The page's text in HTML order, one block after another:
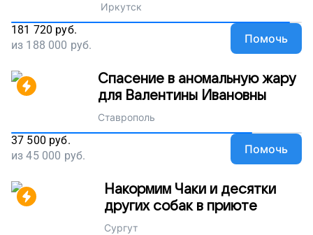
Иркутск
181 720 руб.
из 188 000 руб. Помочь
Спасение в аномальную жару
для Валентины Ивановны
Ставрополь
37 500 руб.
из45 000 руб. Помочь
Накормим Чаки и десятки
других собак в приюте
Сургут